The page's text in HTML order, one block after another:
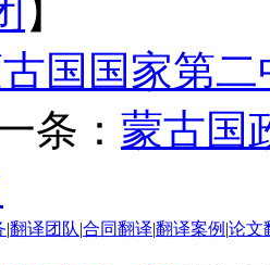
】
国国家第
条： 蒙古国
翻译团队 合同翻译 翻译案例 论文